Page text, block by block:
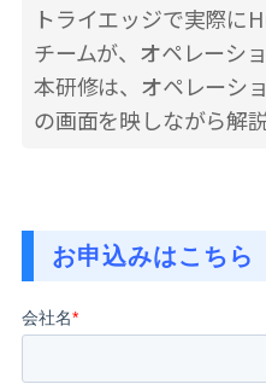
トライエッジで実際に
チームが、オペレーシ
本研修は、オペレーシ
の画面を映しながら解
お申込みはこちら